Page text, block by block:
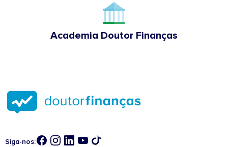
Academia Doutor Finanças
Siga-nos: